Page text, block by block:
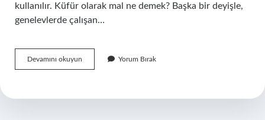
kullanılır. Küfür olarak mal ne demek? Başka bir deyişle,
genelevlerde çalışan…
Devamını okuyun
Mal
Demek
Yorum Bırak